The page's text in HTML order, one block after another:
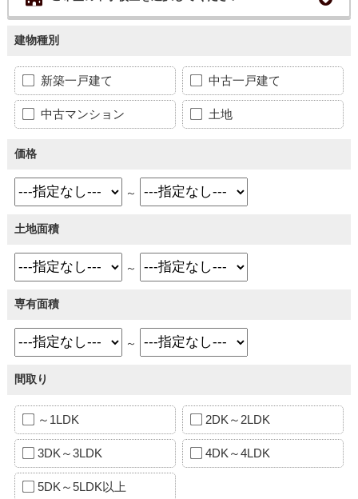
建物種別
新築一戸建て 中古一戸建て
中古マンション 土地
価格
～
土地面積
～
専有面積
～
間取り
～1LDK 2DK～2LDK
3DK～3LDK 4DK～4LDK
5DK～5LDK以上